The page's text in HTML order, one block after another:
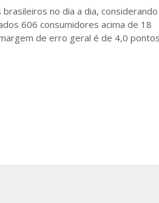
no dia a dia, considerando
606 consumidores acima de 18
de erro geral é de 4,0